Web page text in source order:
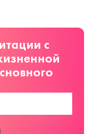
с